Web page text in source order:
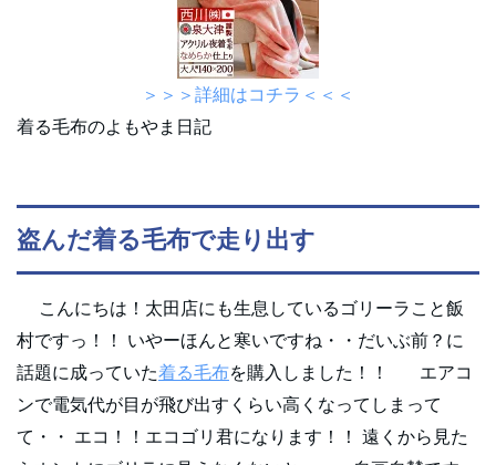
＞＞＞詳細はコチラ＜＜＜
着る毛布のよもやま日記
盗んだ着る毛布で走り出す
こんにちは！太田店にも生息しているゴリーラこと飯
村ですっ！！ いやーほんと寒いですね・・だいぶ前？に
話題に成っていた着る毛布を購入しました！！ エアコ
ンで電気代が目が飛び出すくらい高くなってしまって
て・・ エコ！！エコゴリ君になります！！ 遠くから見た